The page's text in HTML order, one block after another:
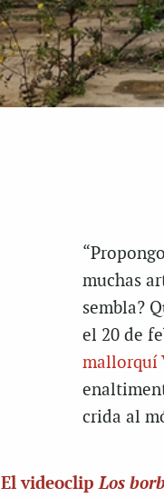
muchas
sembla?
el 20 de
mallorquí
crida al
El videoclip Los